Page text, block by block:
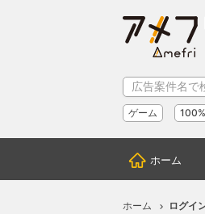
ゲーム
ホーム
ホーム ログイ